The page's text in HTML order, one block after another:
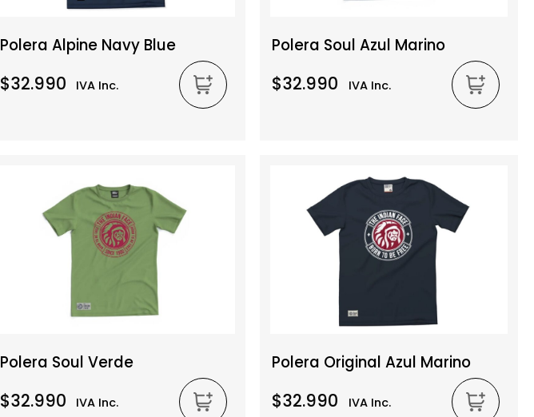
Polera Alpine Navy Blue
$32.990 IVA Inc.
Polera Soul Azul Marino
$32.990 IVA Inc.
Polera Soul Verde
$32.990 IVA Inc.
Polera Original Azul Marino
$32.990 IVA Inc.